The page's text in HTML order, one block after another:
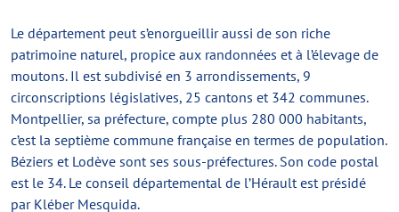
Le département peut s’enorgueillir aussi de son riche
patrimoine naturel, propice aux randonnées et à l’élevage de
moutons. Il est subdivisé en 3 arrondissements, 9
circonscriptions législatives, 25 cantons et 342 communes.
Montpellier, sa préfecture, compte plus 280 000 habitants,
c’est la septième commune française en termes de population.
Béziers et Lodève sont ses sous-préfectures. Son code postal
est le 34. Le conseil départemental de l’Hérault est présidé
par Kléber Mesquida.